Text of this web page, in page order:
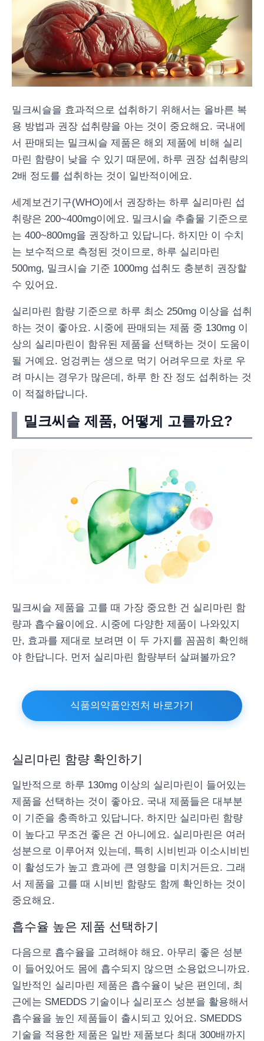
밀크씨슬을 효과적으로 섭취하기 위해서는 올바른 복
용 방법과 권장 섭취량을 아는 것이 중요해요. 국내에
서 판매되는 밀크씨슬 제품은 해외 제품에 비해 실리
마린 함량이 낮을 수 있기 때문에, 하루 권장 섭취량의
2배 정도를 섭취하는 것이 일반적이에요.
세계보건기구(WHO)에서 권장하는 하루 실리마린 섭
취량은 200~400mg이에요. 밀크시슬 추출물 기준으로
는 400~800mg을 권장하고 있답니다. 하지만 이 수치
는 보수적으로 측정된 것이므로, 하루 실리마린
500mg, 밀크시슬 기준 1000mg 섭취도 충분히 권장할
수 있어요.
실리마린 함량 기준으로 하루 최소 250mg 이상을 섭취
하는 것이 좋아요. 시중에 판매되는 제품 중 130mg 이
상의 실리마린이 함유된 제품을 선택하는 것이 도움이
될 거예요. 엉겅퀴는 생으로 먹기 어려우므로 차로 우
려 마시는 경우가 많은데, 하루 한 잔 정도 섭취하는 것
이 적절하답니다.
밀크씨슬 제품, 어떻게 고를까요?
밀크씨슬 제품을 고를 때 가장 중요한 건 실리마린 함
량과 흡수율이에요. 시중에 다양한 제품이 나와있지
만, 효과를 제대로 보려면 이 두 가지를 꼼꼼히 확인해
야 한답니다. 먼저 실리마린 함량부터 살펴볼까요?
식품의약품안전처 바로가기
실리마린 함량 확인하기
일반적으로 하루 130mg 이상의 실리마린이 들어있는
제품을 선택하는 것이 좋아요. 국내 제품들은 대부분
이 기준을 충족하고 있답니다. 하지만 실리마린 함량
이 높다고 무조건 좋은 건 아니에요. 실리마린은 여러
성분으로 이루어져 있는데, 특히 시비빈과 이소시비빈
이 활성도가 높고 효과에 큰 영향을 미치거든요. 그래
서 제품을 고를 때 시비빈 함량도 함께 확인하는 것이
중요해요.
흡수율 높은 제품 선택하기
다음으로 흡수율을 고려해야 해요. 아무리 좋은 성분
이 들어있어도 몸에 흡수되지 않으면 소용없으니까요.
일반적인 실리마린 제품은 흡수율이 낮은 편인데, 최
근에는 SMEDDS 기술이나 실리포스 성분을 활용해서
흡수율을 높인 제품들이 출시되고 있어요. SMEDDS
기술을 적용한 제품은 일반 제품보다 최대 300배까지